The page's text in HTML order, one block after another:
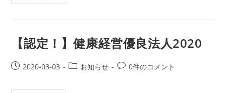
【認定！】健康経営優良法人2020
2020-03-03 お知らせ 0件のコメント